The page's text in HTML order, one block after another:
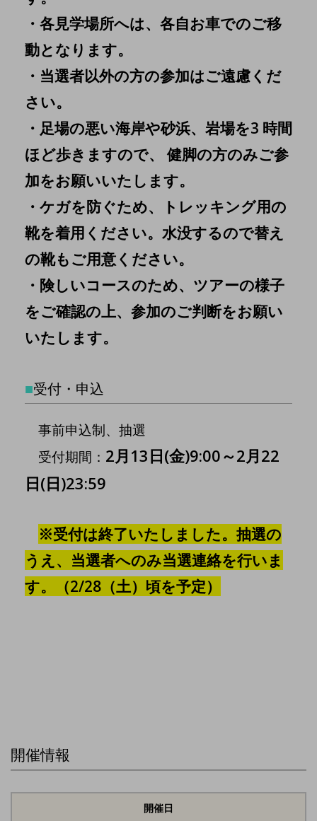
・各見学場所へは、各自お車でのご移
動となります。
・当選者以外の方の参加はご遠慮くだ
さい。
・足場の悪い海岸や砂浜、岩場を3 時間
ほど歩きますので、 健脚の方のみご参
加をお願いいたします。
・ケガを防ぐため、トレッキング用の
靴を着用ください。水没するので替え
の靴もご用意ください。
・険しいコースのため、ツアーの様子
をご確認の上、参加のご判断をお願い
いたします。
■受付・申込
事前申込制、抽選
受付期間： 2月13日(金)9:00～2月22
日(日)23:59
※受付は終了いたしました。抽選の
うえ、当選者へのみ当選連絡を行いま
す。（2/28（土）頃を予定）
開催情報
開催日